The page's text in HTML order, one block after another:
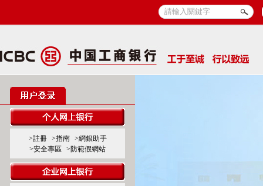
>註冊 >指南
>網銀助手
>安全專區
>防範假網站